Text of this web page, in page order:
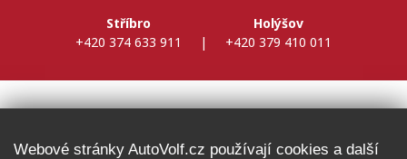
Stříbro
+420 374 633 911
|
Holýšov
+420 379 410 011
Webové stránky AutoVolf.cz používají cookies a další